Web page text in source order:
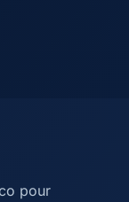
pour